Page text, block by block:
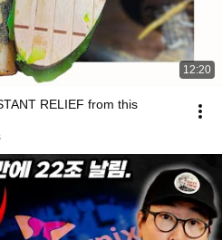
12:20
RELIEF from this